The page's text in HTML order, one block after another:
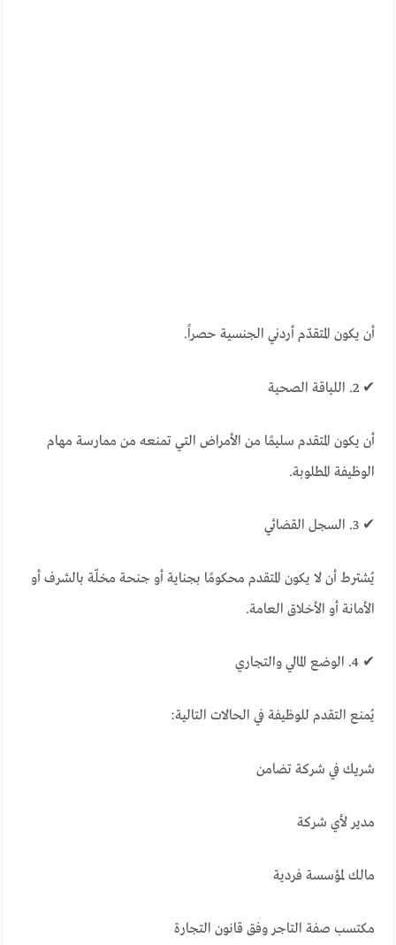
أن يكون المتقدّم أردني الجنسية حصراً.
✔ 2. اللياقة الصحية
أن يكون المتقدم سليمًا من الأمراض التي تمنعه من ممارسة مهام
الوظيفة المطلوبة.
✔ 3. السجل القضائي
يُشترط أن لا يكون المتقدم محكومًا بجناية أو جنحة مخلّة بالشرف أو
الأمانة أو الأخلاق العامة.
✔ 4. الوضع المالي والتجاري
يُمنع التقدم للوظيفة في الحالات التالية:
شريك في شركة تضامن
مدير لأي شركة
مالك لمؤسسة فردية
مكتسب صفة التاجر وفق قانون التجارة